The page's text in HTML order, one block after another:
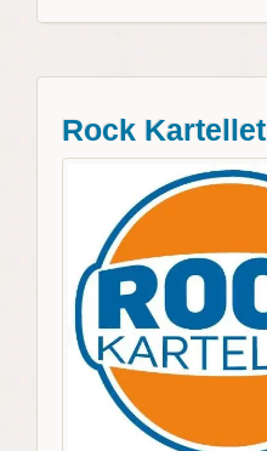
Rock Kartellet